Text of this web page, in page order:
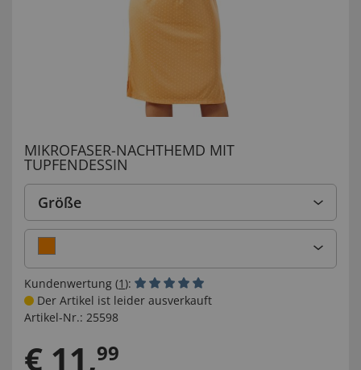
MIKROFASER-NACHTHEMD MIT
TUPFENDESSIN
Größe
Kundenwertung (1):
Der Artikel ist leider ausverkauft
Artikel-Nr.: 25598
€ 11,99